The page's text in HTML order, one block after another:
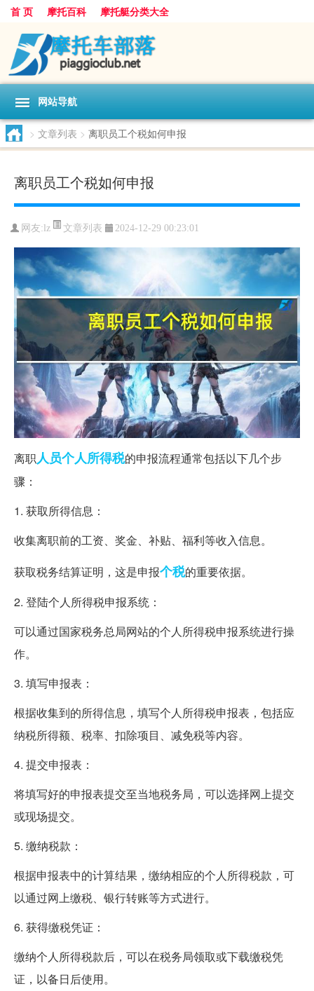
首 页 摩托百科 摩托艇分类大全
网站导航
> 文章列表 > 离职员工个税如何申报
离职员工个税如何申报
网友: lz 文章列表 2024-12-29 00:23:01
离职人员个人所得税的申报流程通常包括以下几个步
骤：
1. 获取所得信息：
收集离职前的工资、奖金、补贴、福利等收入信息。
获取税务结算证明，这是申报个税的重要依据。
2. 登陆个人所得税申报系统：
可以通过国家税务总局网站的个人所得税申报系统进行操
作。
3. 填写申报表：
根据收集到的所得信息，填写个人所得税申报表，包括应
纳税所得额、税率、扣除项目、减免税等内容。
4. 提交申报表：
将填写好的申报表提交至当地税务局，可以选择网上提交
或现场提交。
5. 缴纳税款：
根据申报表中的计算结果，缴纳相应的个人所得税款，可
以通过网上缴税、银行转账等方式进行。
6. 获得缴税凭证：
缴纳个人所得税款后，可以在税务局领取或下载缴税凭
证，以备日后使用。